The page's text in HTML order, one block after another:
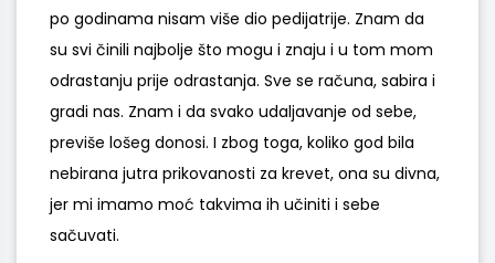
po godinama nisam više dio pedijatrije. Znam da
su svi činili najbolje što mogu i znaju i u tom mom
odrastanju prije odrastanja. Sve se računa, sabira i
gradi nas. Znam i da svako udaljavanje od sebe,
previše lošeg donosi. I zbog toga, koliko god bila
nebirana jutra prikovanosti za krevet, ona su divna,
jer mi imamo moć takvima ih učiniti i sebe
sačuvati.